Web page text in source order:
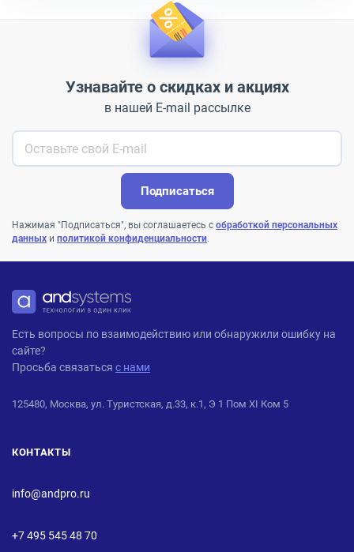
Узнавайте о скидках и акциях
в нашей E-mail рассылке
Подписаться
Нажимая "Подписаться", вы соглашаетесь с обработкой персональных
данных и политикой конфиденциальности.
ANDPRO
Есть вопросы по взаимодействию или обнаружили ошибку на
сайте?
Просьба связаться с нами
125480, Москва, ул. Туристская, д.33, к.1, Э 1 Пом XI Ком 5
КОНТАКТЫ
info@andpro.ru
+7 495 545 48 70